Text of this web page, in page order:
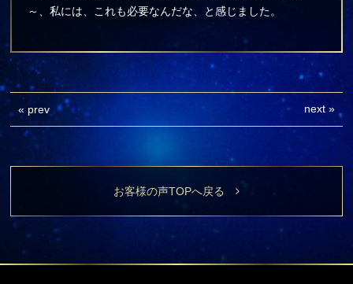
～、私には、これも必要なんだな、と感じました。
«prev next»
お客様の声TOPへ戻る